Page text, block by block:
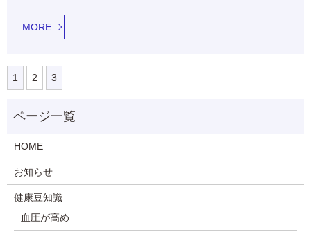
MORE
1 2 3
HOME
お知らせ
健康豆知識
血圧が高め